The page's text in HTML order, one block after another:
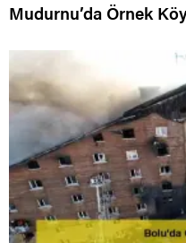
Mudurnu’da Örnek